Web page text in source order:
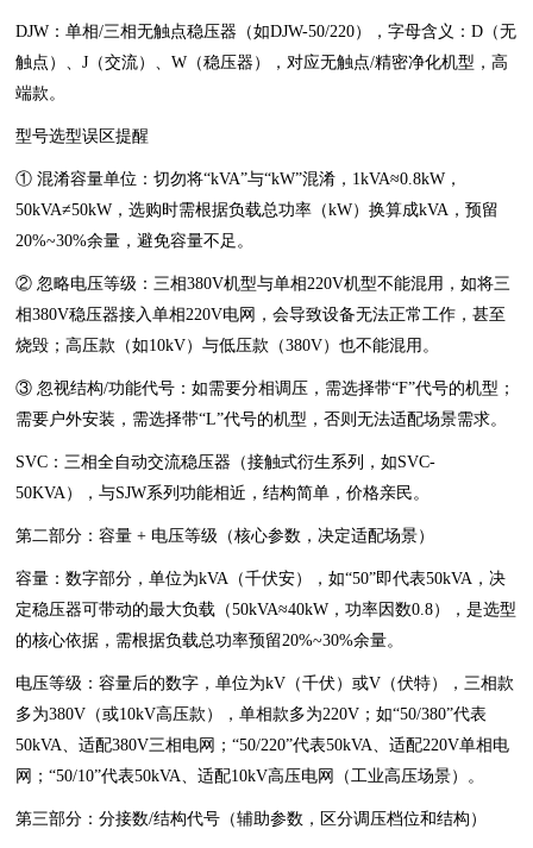
DJW：单相/三相无触点稳压器（如DJW-50/220），字母含义：D（无
触点）、J（交流）、W（稳压器），对应无触点/精密净化机型，高
端款。
型号选型误区提醒
① 混淆容量单位：切勿将“kVA”与“kW”混淆，1kVA≈0.8kW，
50kVA≠50kW，选购时需根据负载总功率（kW）换算成kVA，预留
20%~30%余量，避免容量不足。
② 忽略电压等级：三相380V机型与单相220V机型不能混用，如将三
相380V稳压器接入单相220V电网，会导致设备无法正常工作，甚至
烧毁；高压款（如10kV）与低压款（380V）也不能混用。
③ 忽视结构/功能代号：如需要分相调压，需选择带“F”代号的机型；
需要户外安装，需选择带“L”代号的机型，否则无法适配场景需求。
SVC：三相全自动交流稳压器（接触式衍生系列，如SVC-
50KVA），与SJW系列功能相近，结构简单，价格亲民。
第二部分：容量 + 电压等级（核心参数，决定适配场景）
容量：数字部分，单位为kVA（千伏安），如“50”即代表50kVA，决
定稳压器可带动的最大负载（50kVA≈40kW，功率因数0.8），是选型
的核心依据，需根据负载总功率预留20%~30%余量。
电压等级：容量后的数字，单位为kV（千伏）或V（伏特），三相款
多为380V（或10kV高压款），单相款多为220V；如“50/380”代表
50kVA、适配380V三相电网；“50/220”代表50kVA、适配220V单相电
网；“50/10”代表50kVA、适配10kV高压电网（工业高压场景）。
第三部分：分接数/结构代号（辅助参数，区分调压档位和结构）